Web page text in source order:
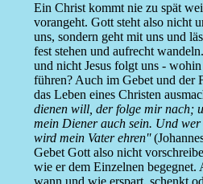
Ein Christ kommt nie zu spät
vorangeht. Gott steht also nicht
uns, sondern geht mit uns und
fest stehen und aufrecht
und nicht Jesus folgt uns -
führen? Auch im Gebet und der
das Leben eines Christen
dienen will, der folge mir nach;
mein Diener auch sein. Und
wird mein Vater ehren''
Gebet Gott also nicht
wie er dem Einzelnen
wann und wie erspart, schenkt